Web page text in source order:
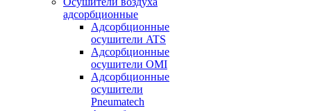
адсорбционные
Адсорбционные
осушители ATS
Адсорбционные
осушители OMI
Адсорбционные
осушители
Pneumatech